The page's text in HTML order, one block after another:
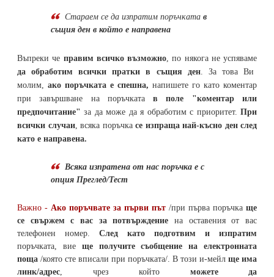
Стараем се да изпратим поръчката в
същия ден в който е направена
Въпреки че правим всичко възможно , по някога не успяваме
да обработим всички пратки в същия ден. За това Ви
молим, ако поръчката е спешна, напишете го като коментар
при завършване на поръчкатав поле "коментар или
предпочитание" за да може да я обработим с приоритет. При
всички случаи, всяка поръчка се изпраща най-късно ден след
като е направена.
Всяка изпратена от нас поръчка е с
опция Преглед/Тест
Важно - Ако поръчвате за първи път /при първа поръчка ще
се свържем с вас за потвърждение на оставения от вас
телефонен номер
След като подготвим и изпратим
поръчката, вие ще получите съобщение на електронната
поща /която сте вписали при поръчката/. В този и-мейл ще има
линк/адрес , чрез който можете да